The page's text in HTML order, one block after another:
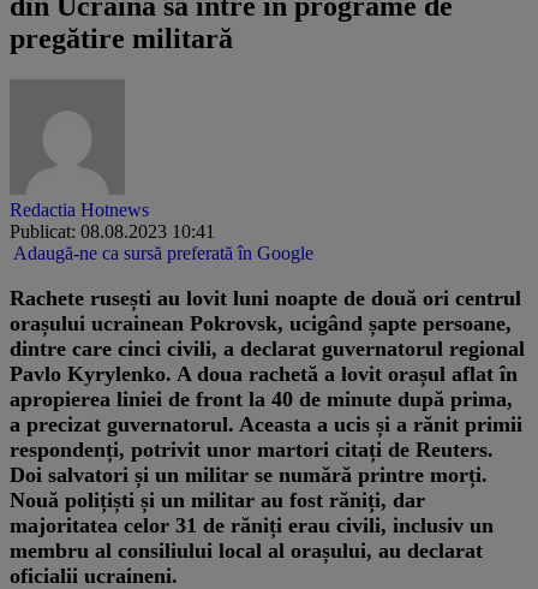
pregătire militară
Redactia Hotnews
Publicat: 08.08.2023 10:41
Adaugă-ne ca sursă preferată în Google
Rachete rusești au lovit luni noapte de două ori centrul
orașului ucrainean Pokrovsk, ucigând șapte persoane,
dintre care cinci civili, a declarat guvernatorul regional
Pavlo Kyrylenko. A doua rachetă a lovit orașul aflat în
apropierea liniei de front la 40 de minute după prima,
a precizat guvernatorul. Aceasta a ucis și a rănit primii
respondenți, potrivit unor martori citați de Reuters.
Doi salvatori și un militar se numără printre morți.
Nouă polițiști și un militar au fost răniți, dar
majoritatea celor 31 de răniți erau civili, inclusiv un
membru al consiliului local al orașului, au declarat
oficialii ucraineni.